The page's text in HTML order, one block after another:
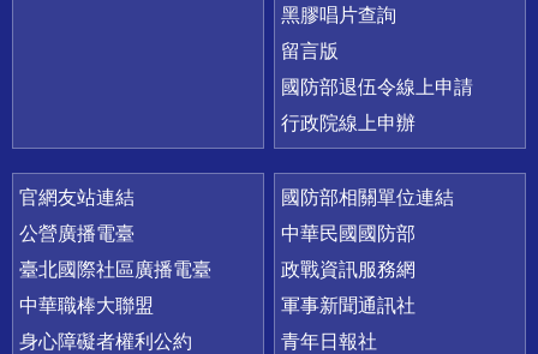
黑膠唱片查詢
留言版
國防部退伍令線上申請
行政院線上申辦
官網友站連結
公營廣播電臺
臺北國際社區廣播電臺
中華職棒大聯盟
身心障礙者權利公約
國防部相關單位連結
中華民國國防部
政戰資訊服務網
軍事新聞通訊社
青年日報社